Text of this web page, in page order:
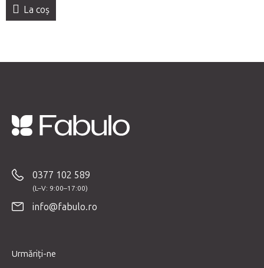
La coş
0377 102 589
info@fabulo.ro
Urmăriți-ne